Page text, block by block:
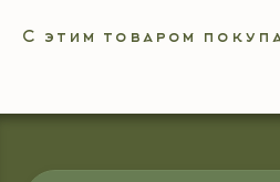
С этим товаром
Уважаемые покупатели, возврат
Компания Meta и Instagram*